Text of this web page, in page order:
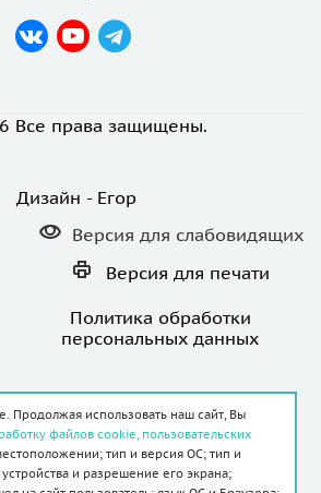
Все права защищены.
Дизайн - Егор
Версия для слабовидящих
Версия для печати
Политика обработки
персональных данных
приемкардиолога в Хабаровске
Продолжая использовать наш сайт, Вы
файлов cookie, пользовательских
тип и версия ОС; тип и
и разрешение его экрана;